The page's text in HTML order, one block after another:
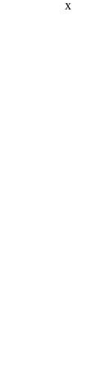
x